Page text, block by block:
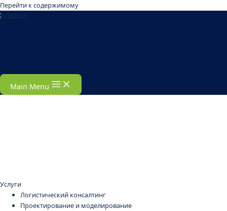
Перейти к содержимому
Main Menu
Услуги
Логистический консалтинг
Проектирование и моделирование